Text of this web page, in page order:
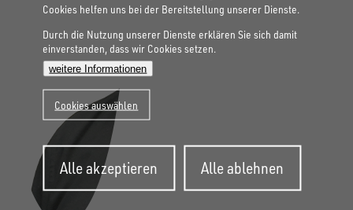
Cookies helfen uns bei der Bereitstellung unserer Dienste.
Durch die Nutzung unserer Dienste erklären Sie sich damit
einverstanden, dass wir Cookies setzen.
weitere Informationen
Cookies auswählen
Alle akzeptieren
zurückziehen
Alle ablehnen